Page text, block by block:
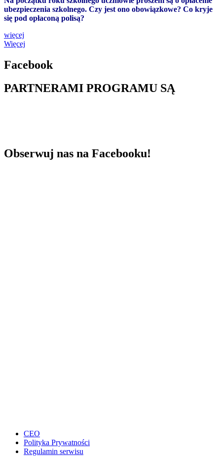
ubezpieczenia szkolnego. Czy jest ono obowiązkowe? Co kryje
się pod opłaconą polisą?
więcej
Więcej
Facebook
PARTNERAMI PROGRAMU SĄ
Obserwuj nas na Facebooku!
CEO
Polityka Prywatności
Regulamin serwisu